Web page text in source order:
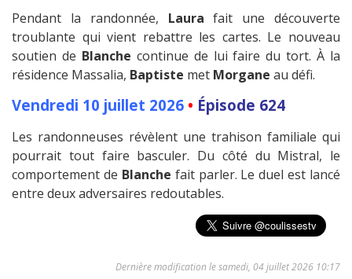
Pendant la randonnée, Laura fait une découverte
troublante qui vient rebattre les cartes. Le nouveau
soutien de Blanche continue de lui faire du tort. À la
résidence Massalia, Baptiste met Morgane au défi.
Vendredi 10 juillet 2026 • Épisode 624
Les randonneuses révèlent une trahison familiale qui
pourrait tout faire basculer. Du côté du Mistral, le
comportement de Blanche fait parler. Le duel est lancé
entre deux adversaires redoutables.
Dernière modification le samedi, 04 juillet 2026 10:17